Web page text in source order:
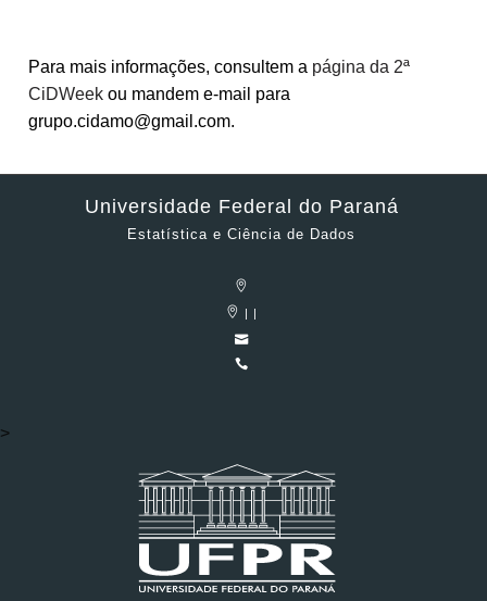
Para mais informações, consultem a página da 2ª
CiDWeek ou mandem e-mail para
grupo.cidamo@gmail.com.
Universidade Federal do Paraná
Estatística e Ciência de Dados
>